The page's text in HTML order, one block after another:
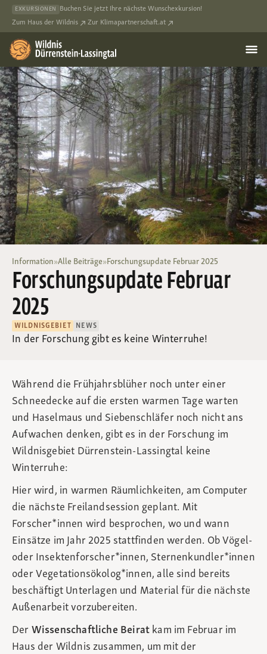
EXKURSIONEN
Buchen Sie jetzt Ihre nächste Wunschexkursion!
Zum Haus der Wildnis
Zur Klimapartnerschaft.at
Information»Alle Beiträge»Forschungsupdate Februar 2025
Forschungsupdate Februar
2025
WILDNISGEBIET NEWS
In der Forschung gibt es keine Winterruhe!
Während die Frühjahrsblüher noch unter einer
Schneedecke auf die ersten warmen Tage warten
und Haselmaus und Siebenschläfer noch nicht ans
Aufwachen denken, gibt es in der Forschung im
Wildnisgebiet Dürrenstein-Lassingtal keine
Winterruhe:
Hier wird, in warmen Räumlichkeiten, am Computer
die nächste Freilandsession geplant. Mit
Forscher*innen wird besprochen, wo und wann
Einsätze im Jahr 2025 stattfinden werden. Ob Vögel-
oder Insektenforscher*innen, Sternenkundler*innen
oder Vegetationsökolog*innen, alle sind bereits
beschäftigt Unterlagen und Material für die nächste
Außenarbeit vorzubereiten.
Der Wissenschaftliche Beirat kam im Februar im
Haus der Wildnis zusammen, um mit der